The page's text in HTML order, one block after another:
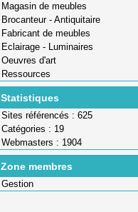
Magasin de meubles
Brocanteur - Antiquitaire
Fabricant de meubles
Eclairage - Luminaires
Oeuvres d'art
Ressources
Statistiques
Sites référencés : 625
Catégories : 19
Webmasters : 1904
Zone membres
Gestion